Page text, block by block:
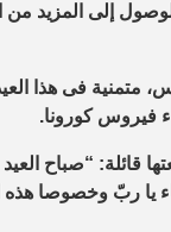
إلى المزيد
متمنية فى هذا
فيروس كورونا.
“صباح العيد
ربّ وخصوصا هذه